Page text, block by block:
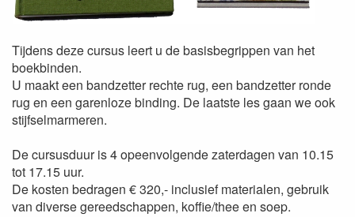
Tijdens deze cursus leert u de basisbegrippen van het
boekbinden.
U maakt een bandzetter rechte rug, een bandzetter ronde
rug en een garenloze binding. De laatste les gaan we ook
stijfselmarmeren.
De cursusduur is 4 opeenvolgende zaterdagen van 10.15
tot 17.15 uur.
De kosten bedragen € 320,- inclusief materialen, gebruik
van diverse gereedschappen, koffie/thee en soep.